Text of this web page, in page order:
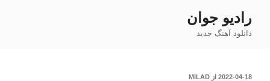
محتوا
رادیو جوان
دانلود آهنگ جدید
نوشته‌شده
2022-04-18 از MILAD